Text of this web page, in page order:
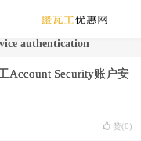
authentication
Account Security账户安
赞(0)